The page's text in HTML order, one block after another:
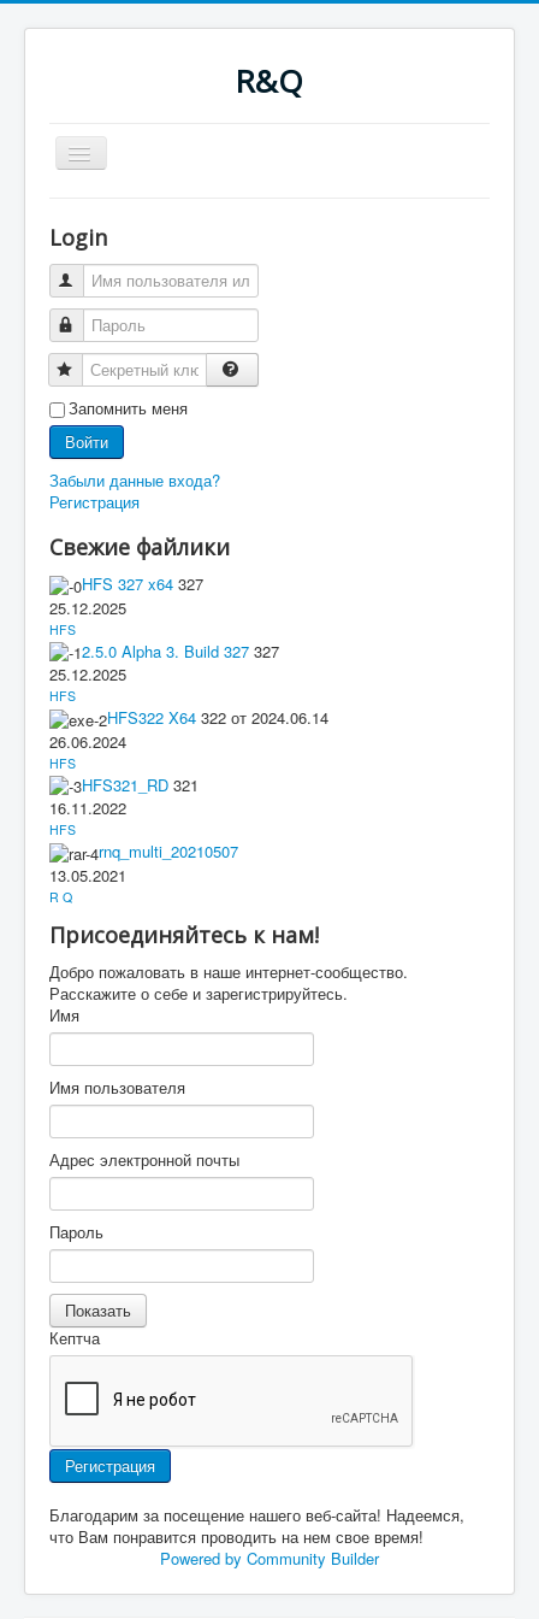
R&Q
Включить/
выключить
Форум
Последнее
Поиск
Скачать
Ночные сборки
Файлы
RQводство
Login
Запомнить меня
Войти
Забыли данные входа?
Регистрация
Свежие файлики
HFS 327 x64 327
25.12.2025
HFS
2.5.0 Alpha 3. Build 327 327
25.12.2025
HFS
HFS322 X64 322 от 2024.06.14
26.06.2024
HFS
HFS321_RD 321
16.11.2022
HFS
rnq_multi_20210507
13.05.2021
R Q
Присоединяйтесь к нам!
Добро пожаловать в наше интернет-сообщество.
Расскажите о себе и зарегистрируйтесь.
Имя
Имя пользователя
Адрес электронной почты
Пароль
Показать
Кептча
Регистрация
Благодарим за посещение нашего веб-сайта! Надеемся,
что Вам понравится проводить на нем свое время!
Powered by Community Builder